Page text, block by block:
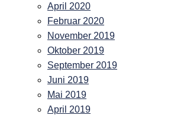
April 2020
Februar 2020
November 2019
Oktober 2019
September 2019
Juni 2019
Mai 2019
April 2019